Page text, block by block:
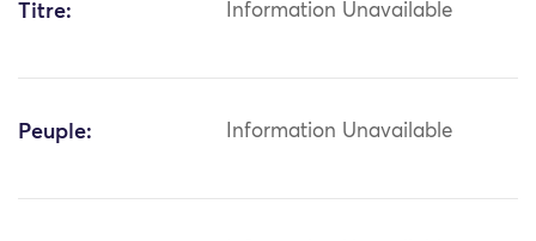
Titre: Information Unavailable
Peuple: Information Unavailable